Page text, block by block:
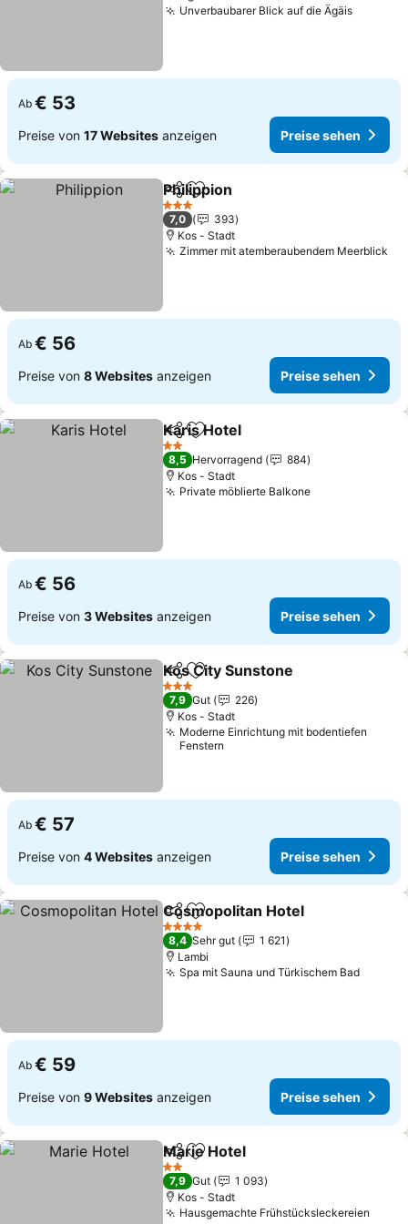
Unverbaubarer Blick auf die ÄgäisPreise
Ab € 53
Preise von 17 Websites anzeigen Preise sehen
TeilenZu Favoriten hinzufügen
Philippion
3 Sterne
7,0
393
Kos - Stadt
Zimmer mit atemberaubendem Meerblick
Ab € 56
Preise von 8 Websites anzeigen Preise sehen
TeilenZu Favoriten hinzufügen
Karis Hotel
2 Sterne
8,5 Hervorragend
884
Kos - Stadt
Private möblierte BalkonePreise sehen
Ab € 56
Preise von 3 Websites anzeigen Preise sehen
TeilenZu Favoriten hinzufügen
Kos City Sunstone
3 Sterne
7,9 Gut
226
Kos - Stadt
Moderne Einrichtung mit bodentiefen
Fenstern
Ab € 57
Preise von 4 Websites anzeigen Preise sehen
TeilenZu Favoriten hinzufügen
Cosmopolitan Hotel
4 Sterne
8,4 Sehr gut
1 621
Lambi
Spa mit Sauna und Türkischem BadPreise
Ab € 59
Preise von 9 Websites anzeigen Preise sehen
TeilenZu Favoriten hinzufügen
Marie Hotel
2 Sterne
7,9 Gut
1 093
Kos - Stadt
Hausgemachte Frühstücksleckereien